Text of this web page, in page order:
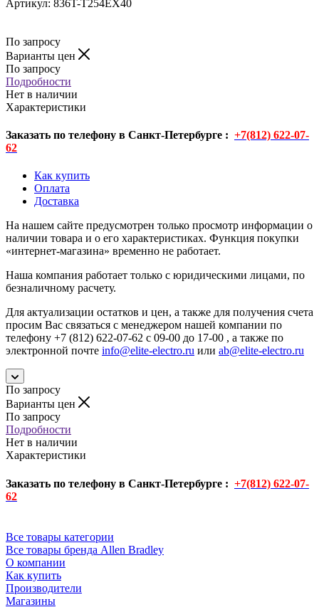
Артикул: 836T-T254EX40
По запросу
Варианты цен
По запросу
Подробности
Нет в наличии
Характеристики
Заказать по телефону в Санкт-Петербурге : +7(812) 622-07-
62
Как купить
Оплата
Доставка
На нашем сайте предусмотрен только просмотр информации о
наличии товара и о его характеристиках. Функция покупки
«интернет-магазина» временно не работает.
Наша компания работает только с юридическими лицами, по
безналичному расчету.
Для актуализации остатков и цен, а также для получения счета
просим Вас связаться с менеджером нашей компании по
телефону +7 (812) 622-07-62 с 09-00 до 17-00 , а также по
электронной почте info@elite-electro.ru или ab@elite-electro.ru
По запросу
Варианты цен
По запросу
Подробности
Нет в наличии
Характеристики
Заказать по телефону в Санкт-Петербурге : +7(812) 622-07-
62
Все товары категории
Все товары бренда Allen Bradley
О компании
Как купить
Производители
Магазины